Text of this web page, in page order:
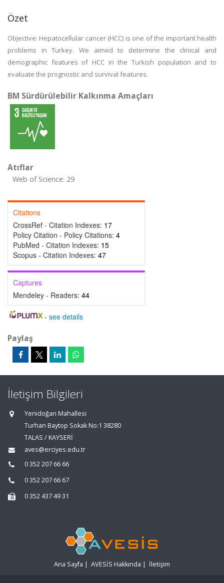
Özet
Objective: Hepatocellular cancer (HCC) is one of the important health
problems in Turkey. We aimed to determine the clinical and
demographic features of HCC in the Turkish population and to
evaluate the prognostic and survival features.
BM Sürdürülebilir Kalkınma Amaçları
Atıflar
Web of Science: 29
Citations
CrossRef - Citation Indexes: 17
Policy Citation - Policy Citations: 4
PubMed - Citation Indexes: 15
Scopus - Citation Indexes: 47
Captures
Mendeley - Readers: 44
- see details
Paylaş
İletişim Bilgileri
Yenidoğan Mahallesi
Turhan Baytop Sokak No:1 38280
TALAS / KAYSERİ
aves@erciyes.edu.tr
0 352 207 66 66
0 352 207 66 67
0 352 437 49 31
Ana Sayfa | AVESİS Hakkında | İletişim